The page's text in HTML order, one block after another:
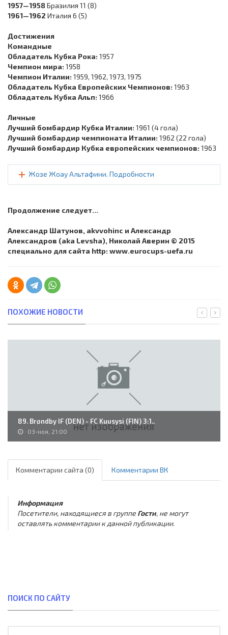
1957—1958Бразилия 11 (8)
1961—1962 Италия 6 (5)
Достижения
Командные
Обладатель Кубка Рока: 1957
Чемпион мира: 1958
Чемпион Италии: 1959, 1962, 1973, 1975
Обладатель Кубка Европейских Чемпионов: 1963
Обладатель Кубка Альп: 1966
Личные
Лучший бомбардир Кубка Италии: 1961 (4 гола)
Лучший бомбардир чемпионата Италии: 1962 (22 гола)
Лучший бомбардир Кубка европейских чемпионов: 1963
Жозе Жоау Альтафини. Подробности
Продолжение следует...
Александр Шатунов, akvvohinc и Александр
Александров (aka Levsha), Николай Аверин © 2015
специально для сайта http: www.eurocups-uefa.ru
ПОХОЖИЕ НОВОСТИ
89. Brøndby IF (DEN) - FC Kuusysi (FIN) 3:1..
03-ноя, 21:00
Комментарии сайта (0) Комментарии ВК
Информация
Посетители, находящиеся в группе Гости, не могут
оставлять комментарии к данной публикации.
ПОИСК ПО САЙТУ